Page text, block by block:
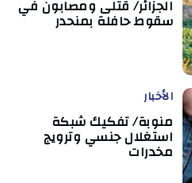
الجزائر/ قتلى ومصابون في
سقوط حافلة بمنحدر
الأخبار
منوبة/ تفكيك شبكة
استغلال جنسي وترويج
مخدرات